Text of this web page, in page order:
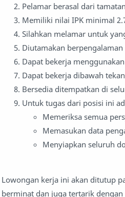
Pelamar berasal dari
Memiliki nilai IPK minimal
Silahkan melamar untuk
Diutamakan
Dapat bekerja
Dapat bekerja dibawah
Bersedia ditempatkan di
Untuk tugas dari posisi ini
Memeriksa semua
Memasukan data
Menyiapkan seluruh
Lowongan kerja ini akan ditutup
berminat dan juga tertarik